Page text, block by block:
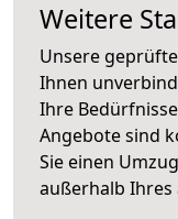
Weitere
Unsere
Ihnen
Ihre
Angebote sind
Sie einen
außerhalb Ihres